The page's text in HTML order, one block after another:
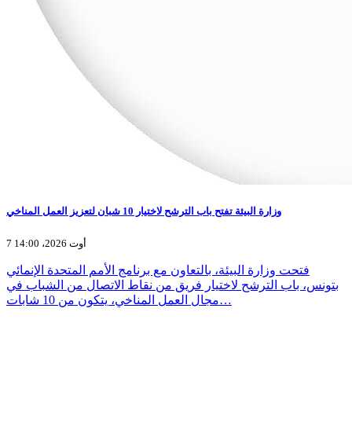
وزارة البيئة تفتح باب الترشح لاختيار 10 شبان لتعزيز العمل المناخي
7 أوت 2026، 14:00
فتحت وزارة البيئة، بالتعاون مع برنامج الأمم المتحدة الإنمائي
بتونس، باب الترشح لاختيار فريق من نقاط الاتصال من الشباب في
مجال العمل المناخي، يتكون من 10 شابات…